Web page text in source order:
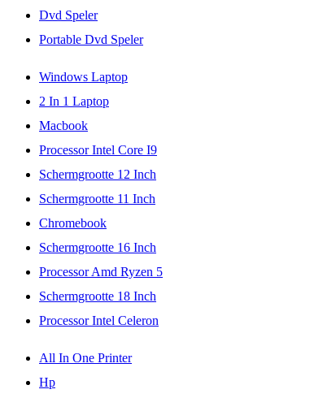
Dvd Speler
Portable Dvd Speler
Windows Laptop
2 In 1 Laptop
Macbook
Processor Intel Core I9
Schermgrootte 12 Inch
Schermgrootte 11 Inch
Chromebook
Schermgrootte 16 Inch
Processor Amd Ryzen 5
Schermgrootte 18 Inch
Processor Intel Celeron
All In One Printer
Hp